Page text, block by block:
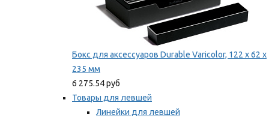
Бокс для аксессуаров Durable Varicolor, 122 x 62 x
235 мм
6 275.54 руб
Товары для левшей
Линейки для левшей